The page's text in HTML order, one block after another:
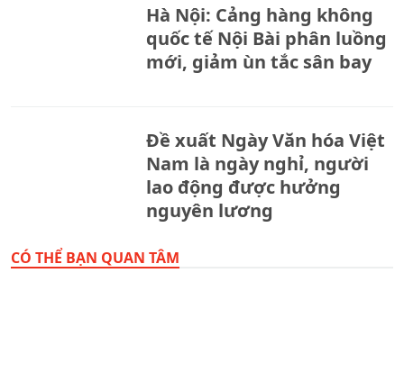
Hà Nội: Cảng hàng không
quốc tế Nội Bài phân luồng
mới, giảm ùn tắc sân bay
Đề xuất Ngày Văn hóa Việt
Nam là ngày nghỉ, người
lao động được hưởng
nguyên lương
CÓ THỂ BẠN QUAN TÂM